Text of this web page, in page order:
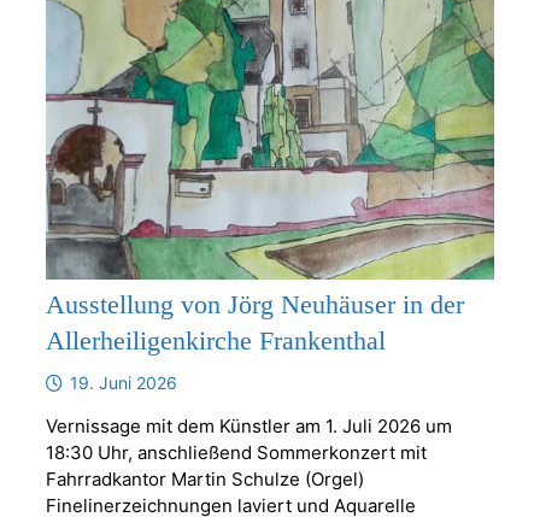
Ausstellung von Jörg Neuhäuser in der
Allerheiligenkirche Frankenthal
19. Juni 2026
Vernissage mit dem Künstler am 1. Juli 2026 um
18:30 Uhr, anschließend Sommerkonzert mit
Fahrradkantor Martin Schulze (Orgel)
Finelinerzeichnungen laviert und Aquarelle